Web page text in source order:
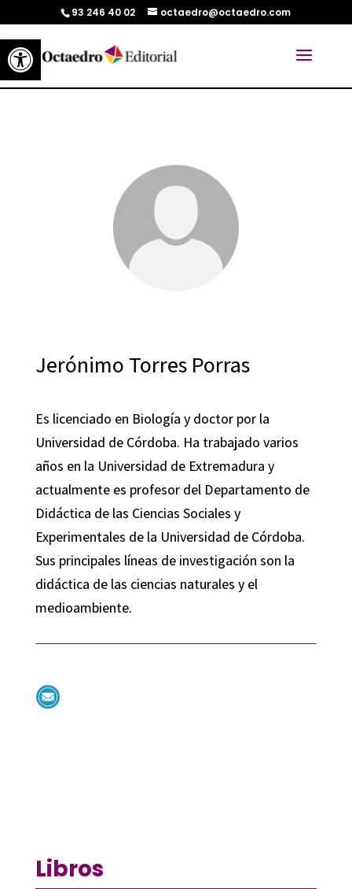
Abrir barra de herramientas
93 246 40 02 octaedro@octaedro.com
Jerónimo Torres Porras
Es licenciado en Biología y doctor por la
Universidad de Córdoba. Ha trabajado varios
años en la Universidad de Extremadura y
actualmente es profesor del Departamento de
Didáctica de las Ciencias Sociales y
Experimentales de la Universidad de Córdoba.
Sus principales líneas de investigación son la
didáctica de las ciencias naturales y el
medioambiente.
Libros